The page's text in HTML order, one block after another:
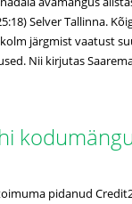
Selver Tallinna.
järgmist vaatust
Nii kirjutas
pidanud